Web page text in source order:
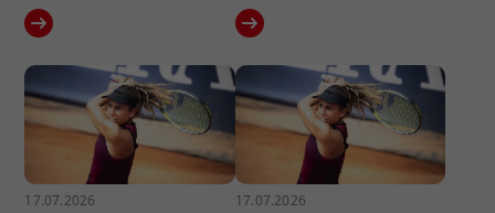
17.07.2026 17.07.2026